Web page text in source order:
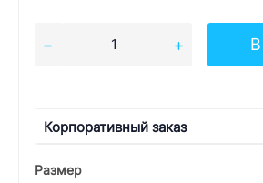
Корпоративный заказ
Размер